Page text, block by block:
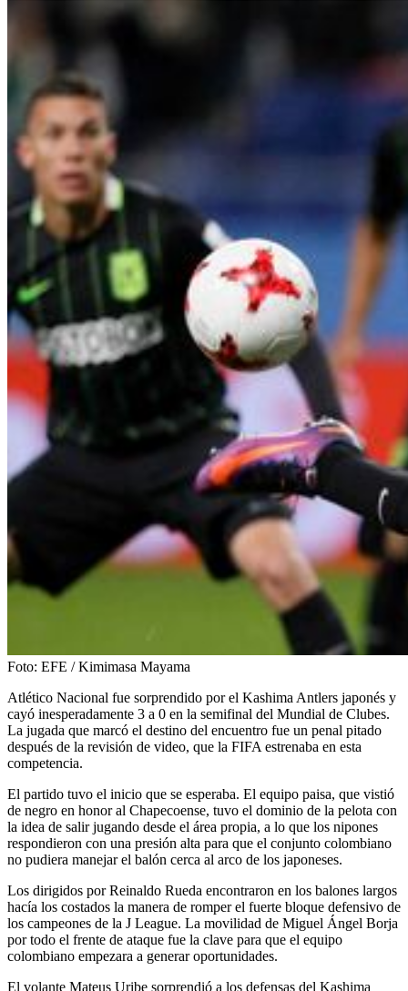
Foto: EFE / Kimimasa Mayama
Atlético Nacional fue sorprendido por el Kashima Antlers japonés y
cayó inesperadamente 3 a 0 en la semifinal del Mundial de Clubes.
La jugada que marcó el destino del encuentro fue un penal pitado
después de la revisión de video, que la FIFA estrenaba en esta
competencia.
El partido tuvo el inicio que se esperaba. El equipo paisa, que vistió
de negro en honor al Chapecoense, tuvo el dominio de la pelota con
la idea de salir jugando desde el área propia, a lo que los nipones
respondieron con una presión alta para que el conjunto colombiano
no pudiera manejar el balón cerca al arco de los japoneses.
Los dirigidos por Reinaldo Rueda encontraron en los balones largos
hacía los costados la manera de romper el fuerte bloque defensivo de
los campeones de la J League. La movilidad de Miguel Ángel Borja
por todo el frente de ataque fue la clave para que el equipo
colombiano empezara a generar oportunidades.
El volante Mateus Uribe sorprendió a los defensas del Kashima